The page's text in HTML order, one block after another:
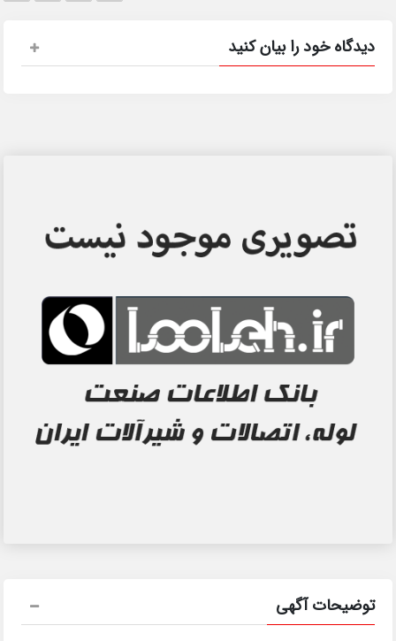
دیدگاه خود را بیان کنید
توضیحات آگهی